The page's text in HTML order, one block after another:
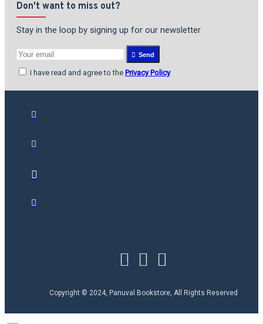
Don't want to miss out?
Stay in the loop by signing up for our newsletter
Send
I have read and agree to the Privacy Policy
Copyright © 2024, Panuval Bookstore, All Rights Reserved